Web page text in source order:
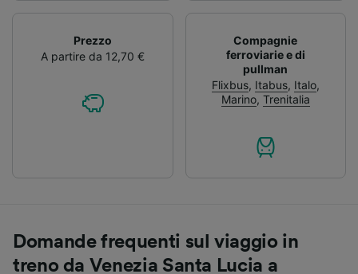
Prezzo
A partire da 12,70 €
Compagnie
ferroviarie e di
pullman
Flixbus, Itabus, Italo,
Marino, Trenitalia
Domande frequenti sul viaggio in
treno da Venezia Santa Lucia a